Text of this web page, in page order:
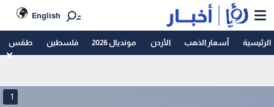
English
الرئيسية أسعار الذهب الأردن مونديال 2026 فلسطين طقس
1